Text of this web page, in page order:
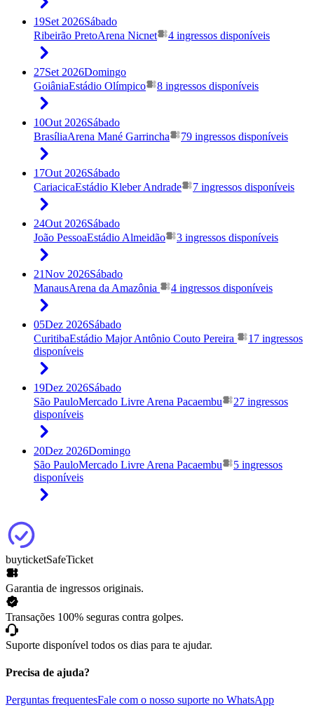
19Set 2026Sábado
Ribeirão PretoArena Nicnet 4 ingressos disponíveis
27Set 2026Domingo
GoiâniaEstádio Olímpico 8 ingressos disponíveis
10Out 2026Sábado
BrasíliaArena Mané Garrincha 79 ingressos disponíveis
17Out 2026Sábado
CariacicaEstádio Kleber Andrade 7 ingressos disponíveis
24Out 2026Sábado
João PessoaEstádio Almeidão 3 ingressos disponíveis
21Nov 2026Sábado
ManausArena da Amazônia 4 ingressos disponíveis
05Dez 2026Sábado
CuritibaEstádio Major Antônio Couto Pereira
17 ingressos
disponíveis
19Dez 2026Sábado
São PauloMercado Livre Arena Pacaembu
27 ingressos
disponíveis
20Dez 2026Domingo
São PauloMercado Livre Arena Pacaembu
5 ingressos
disponíveis
buyticketSafeTicket
Garantia de ingressos originais.
Transações 100% seguras contra golpes.
Suporte disponível todos os dias para te ajudar.
Precisa de ajuda?
Perguntas frequentesFale com o nosso suporte no WhatsApp